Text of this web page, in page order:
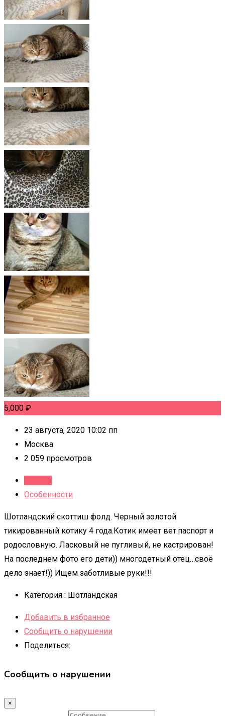
5,000 ₽
23 августа, 2020 10:02 пп
Москва
2 059 просмотров
Особенности
Шотландский скоттиш фолд. Черный золотой
тикированный котику 4 года.Котик имеет вет.паспорт и
родословную. Ласковый не пугливый, не кастрирован!
На последнем фото его дети)) многодетный отец…своё
дело знает!)) Ищем заботливые руки!!!
Категория : Шотландская
Добавить в избранное
Сообщить о нарушении
Поделиться:
Сообщить о нарушении
×